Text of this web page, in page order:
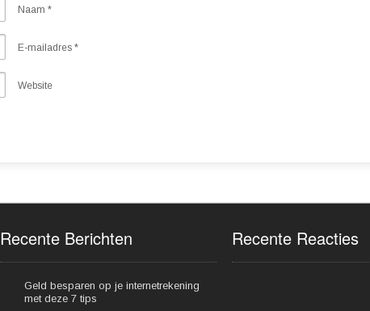
Naam *
E-mailadres *
Website
Recente Berichten
Geld besparen op je internetrekening
met deze 7 tips
Recente Reacties